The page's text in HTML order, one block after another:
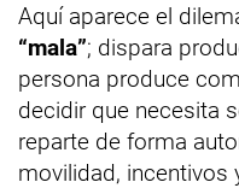
Aquí aparece el
“mala”; dispara
persona produce
decidir que necesita
reparte de forma
movilidad, incentivos